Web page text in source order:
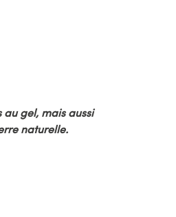
au gel, mais aussi
naturelle.